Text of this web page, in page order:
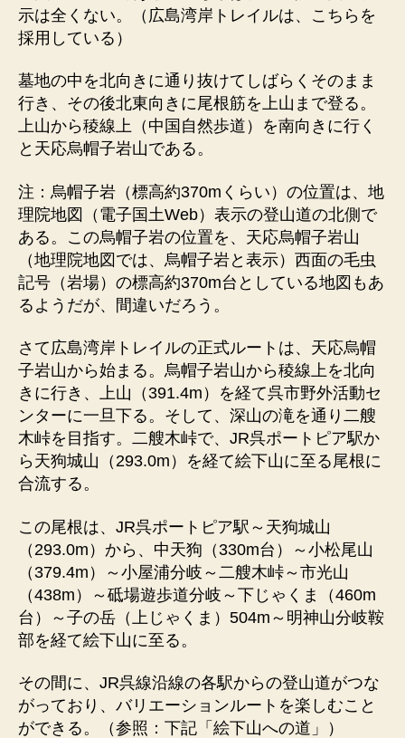
示は全くない。（広島湾岸トレイルは、こちらを
採用している）
墓地の中を北向きに通り抜けてしばらくそのまま
行き、その後北東向きに尾根筋を上山まで登る。
上山から稜線上（中国自然歩道）を南向きに行く
と天応烏帽子岩山である。
注：烏帽子岩（標高約370mくらい）の位置は、地
理院地図（電子国土Web）表示の登山道の北側で
ある。この烏帽子岩の位置を、天応烏帽子岩山
（地理院地図では、烏帽子岩と表示）西面の毛虫
記号（岩場）の標高約370m台としている地図もあ
るようだが、間違いだろう。
さて広島湾岸トレイルの正式ルートは、天応烏帽
子岩山から始まる。烏帽子岩山から稜線上を北向
きに行き、上山（391.4m）を経て呉市野外活動セ
ンターに一旦下る。そして、深山の滝を通り二艘
木峠を目指す。二艘木峠で、JR呉ポートピア駅か
ら天狗城山（293.0m）を経て絵下山に至る尾根に
合流する。
この尾根は、JR呉ポートピア駅～天狗城山
（293.0m）から、中天狗（330m台）～小松尾山
（379.4m）～小屋浦分岐～二艘木峠～市光山
（438m）～砥場遊歩道分岐～下じゃくま（460m
台）～子の岳（上じゃくま）504m～明神山分岐鞍
部を経て絵下山に至る。
その間に、JR呉線沿線の各駅からの登山道がつな
がっており、バリエーションルートを楽しむこと
ができる。（参照：下記「絵下山への道」）